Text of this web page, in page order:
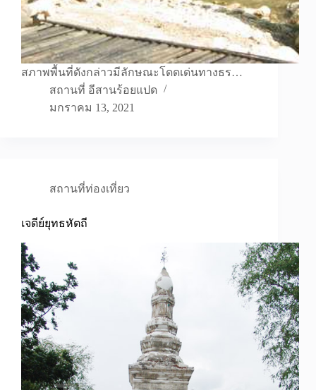
สภาพพื้นที่ดังกล่าวมีลักษณะโดดเด่นทางธร…
สถานที่ อีสานร้อยแปด
มกราคม 13, 2021
สถานที่ท่องเที่ยว
เจดีย์ยุทธหัตถี